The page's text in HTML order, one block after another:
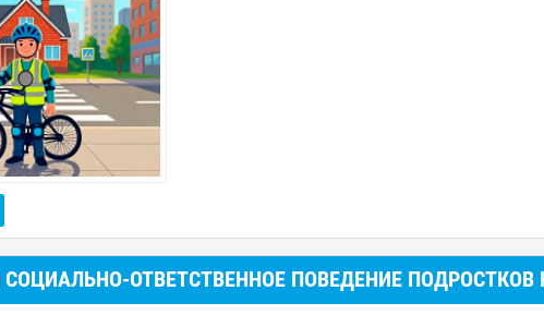
СОЦИАЛЬНО-ОТВЕТСТВЕННОЕ ПОВЕДЕНИЕ ПОДРОСТКОВ